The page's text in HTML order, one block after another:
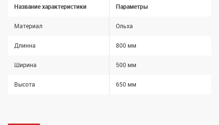
Название характеристики Параметры
Материал Ольха
Длинна 800 мм
Ширина 500 мм
Высота 650 мм